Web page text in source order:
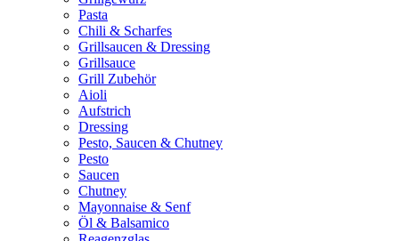
Pasta
Chili & Scharfes
Grillsaucen & Dressing
Grillsauce
Grill Zubehör
Aioli
Aufstrich
Dressing
Pesto, Saucen & Chutney
Pesto
Saucen
Chutney
Mayonnaise & Senf
Öl & Balsamico